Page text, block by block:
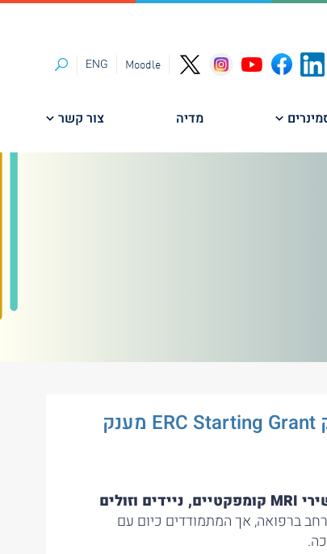
Moodle
ENG חיפוש
מדיה צור קשר
גאווה גדולה – ד”ר אפרת שמרון זכתה במענק ERC Starting Grant מענק
קומפקטיים, ניידים וזולים
ברפואה, אך המתמודדים כיום עם